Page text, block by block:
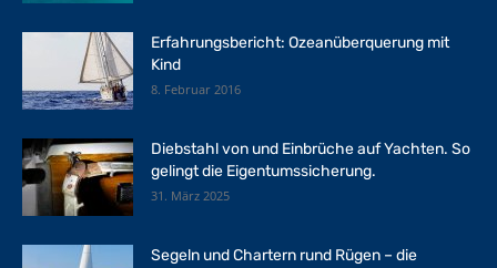
Erfahrungsbericht: Ozeanüberquerung mit
Kind
8. Februar 2016
Diebstahl von und Einbrüche auf Yachten. So
gelingt die Eigentumssicherung.
31. März 2025
Segeln und Chartern rund Rügen – die